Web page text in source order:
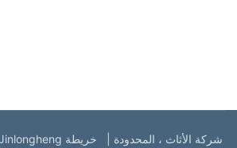
حقوق النشر © 2025 Jinlongheng شركة الأثاث ، المحدودة | خريطة